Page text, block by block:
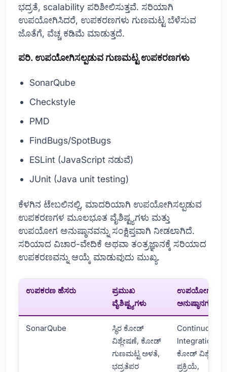
ಭದ್ರತೆ, scalability ಪರಿಶೀಲಿಸುತ್ತವೆ. ಸರಿಯಾಗಿ
ಉಪಯೋಗಿಸಿದರೆ, ಉಪಕರಣಗಳು ಗುಣಮಟ್ಟ ಬೆಳೆಸುವ
ಜೊತೆಗೆ, ವೆಚ್ಚ ಕಡಿಮೆ ಮಾಡುತ್ತದೆ.
ಪರಿ. ಉಪಯೋಗಿಸಲ್ಪಡುವ ಗುಣಮಟ್ಟ ಉಪಕರಣಗಳು
SonarQube
Checkstyle
PMD
FindBugs/SpotBugs
ESLint (JavaScript ನಡುವೆ)
JUnit (Java unit testing)
ಕೆಳಗಿನ ಟೇಬಲಿನಲ್ಲಿ, ಮಾದರಿಯಾಗಿ ಉಪಯೋಗಿಸಲ್ಪಡುವ
ಉಪಕರಣಗಳ ಮೂಲಭೂತ ವೈಶಿಷ್ಟ್ಯಗಳು ಮತ್ತು
ಉಪಯೋಗ ಅನುಷ್ಠಾನವನ್ನು ಸಂಕ್ಷಿಪ್ತವಾಗಿ ನೀಡಲಾಗಿದೆ.
ಸರಿಯಾದ ವಿಚಾರ-ವೇದಿಕೆ ಅಥವಾ ತಂತ್ರಜ್ಞಾನಕ್ಕೆ ಸರಿಯಾದ
ಉಪಕರಣವನ್ನು ಆಯ್ಕೆ ಮಾಡುವುದು ಮುಖ್ಯ.
ಉಪಕರಣ ಹೆಸರು
ಪ್ರಮುಖ
ವೈಶಿಷ್ಟ್ಯಗಳು
ಉಪಯೋಗ
ಅನುಷ್ಠಾನಗಳು
SonarQube
ಸ್ಥಿರ ಕೋಡ್
ವಿಶ್ಲೇಷಣೆ, ಕೋಡ್
ಗುಣಮಟ್ಟ ಅಳತೆ,
ಭದ್ರತೆಪರ
Continuous
Integration,
ಕೋಡ್ ವಿಶ್ಲೇಷಣಾ
ಪ್ರಕ್ರಿಯೆ,